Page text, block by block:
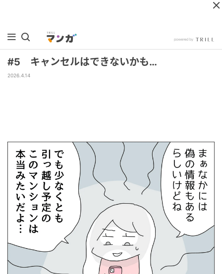
#5 キャンセルはできないかも…
2026.4.14